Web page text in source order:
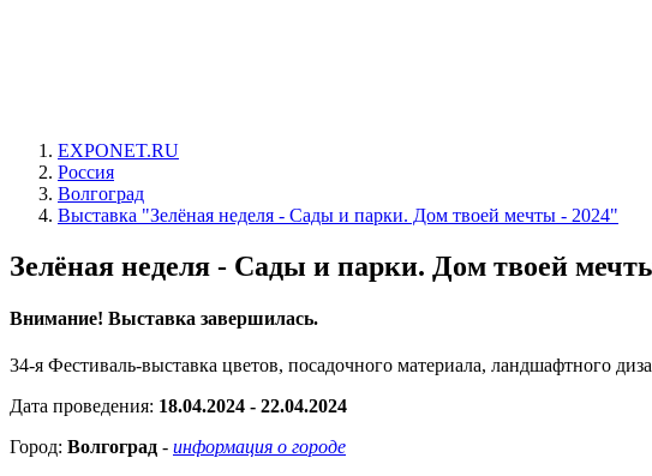
EXPONET.RU
Россия
Волгоград
Выставка "Зелёная неделя - Сады и парки. Дом твоей мечты - 2024"
Зелёная неделя - Сады и парки. Дом твоей
Внимание! Выставка завершилась.
34-я Фестиваль-выставка цветов, посадочного материала, ландшафтного
Дата проведения: 18.04.2024 - 22.04.2024
Город: Волгоград - информация о городе